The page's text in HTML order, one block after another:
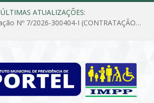
ÚLTIMAS ATUALIZAÇÕES:
Dispensa de Licitação Nº 7/2026-300404-I (CONTRATAÇÃO DE EMPRESA PARA MANUTENÇÃO E REPARAÇÃO DE APARELHOS DE AR CONDICIONADO, EM ATENDIMENTO ÀS NECESSIDADES DO INSTITUTO DE PREVIDÊNCIA MUNICIPAL DE PORTEL/PA)